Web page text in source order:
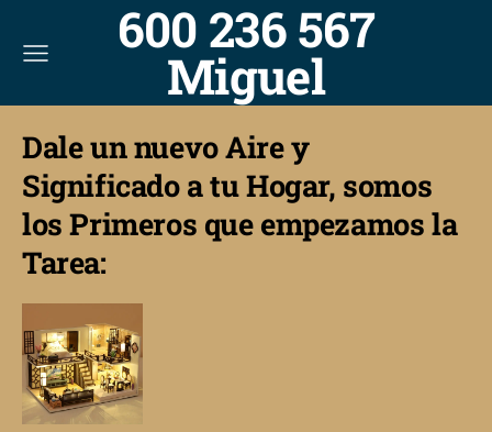
600 236 567
Miguel
Dale un nuevo Aire y
Significado a tu Hogar, somos
los Primeros que empezamos la
Tarea: